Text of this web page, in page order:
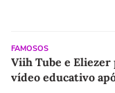
FAMOSOS
Viih Tube e
vídeo educativo